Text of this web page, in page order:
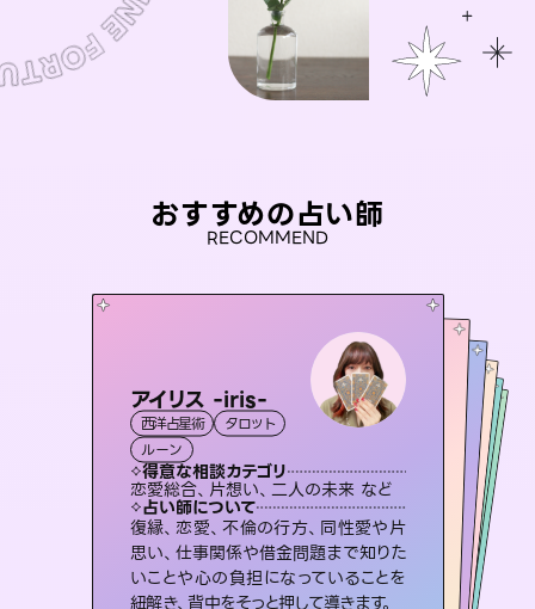
おすすめの占い師
RECOMMEND
アイリス -iris-
西洋占星術
タロット
ルーン
得意な相談カテゴリ
恋愛総合、片想い、二人の未来 など
占い師について
復縁、恋愛、不倫の行方、同性愛や片
思い、仕事関係や借金問題まで知りた
いことや心の負担になっていることを
紐解き、背中をそっと押して導きます。
桃源珠羽（とうげんみう）
霊視・オーラ タロット
スピリチュアル・リーディング
得意な相談カテゴリ
片想い、あの人の気持ち、復縁 など
占い師について
恋愛のお悩みの中でも特に「曖昧な関
係」の相談を得意としており、友達以上
恋人未満なお相手との今後や本音を丁
寧に読み解き恋愛成就へと導きます。
未来視師＊花
霊視・オーラ
スピリチュアル・リーディング
得意な相談カテゴリ
出逢い、片想い、復縁 など
占い師について
未来には何パターンもの選択肢があり
ます。不安で視えにくくなっているあな
たの素敵な未来を見つけ、その未来を
選択できるようアドバイスします。
おう 霊感オラクル
霊視・オーラ
オラクルカード
得意な相談カテゴリ
恋愛総合、あの人の気持ち など
占い師について
霊視×オラクルカードを使って「今」と「未来」そして「気になるあの人の気持ち」まで丁寧に読み解き、恋や人生のヒントを優しく引き出します。
彗望
スピリチュアル・リーディング
得意な相談カテゴリ
片想い、あの人の気持ち、復縁 など
占い師について
3,700年以上の歴史を持つ東洋最古の
占術「易占」で詳細まで占い、幸せへ向
かう道筋を示します。厳しい結果にも具
体的な対策をお伝えします。
ユーザーレビュー
セラピスト理恵
霊視・オーラ タロット
スピリチュアル・リーディング
得意な相談カテゴリ
片想い、二人の未来、年の差 など
占い師について
連絡再開、復縁、成就などの報告実績
多数。セラピストとして2万超の施術経
験があるからこそできる鑑定で、より良
い未来をサポートします。